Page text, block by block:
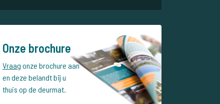
Onze brochure
Vraag onze brochure aan
en deze belandt bij u
thuis op de deurmat.